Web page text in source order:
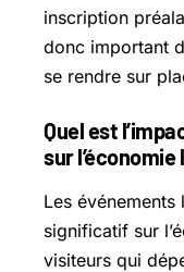
inscription
donc important
se rendre sur
Quel est
sur l’économie
Les
significatif sur
visiteurs qui